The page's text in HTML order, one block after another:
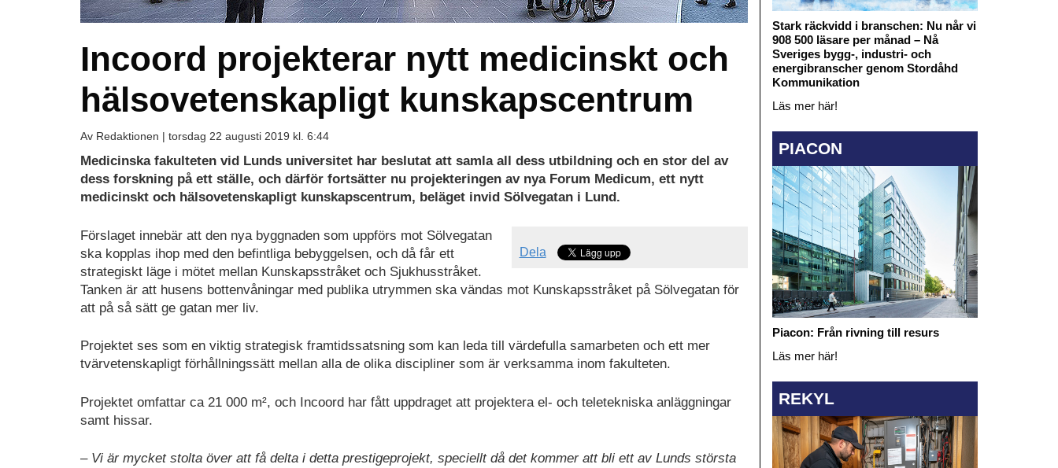
Incoord projekterar nytt medicinskt och
hälsovetenskapligt kunskapscentrum
Av Redaktionen | torsdag 22 augusti 2019 kl. 6:44
Medicinska fakulteten vid Lunds universitet har beslutat att samla all dess utbildning och en stor del av
dess forskning på ett ställe, och därför fortsätter nu projekteringen av nya Forum Medicum, ett nytt
medicinskt och hälsovetenskapligt kunskapscentrum, beläget invid Sölvegatan i Lund.
Dela
Förslaget innebär att den nya byggnaden som uppförs mot Sölvegatan
ska kopplas ihop med den befintliga bebyggelsen, och då får ett
strategiskt läge i mötet mellan Kunskapsstråket och Sjukhusstråket.
Tanken är att husens bottenvåningar med publika utrymmen ska vändas mot Kunskapsstråket på Sölvegatan för
att på så sätt ge gatan mer liv.
Projektet ses som en viktig strategisk framtidssatsning som kan leda till värdefulla samarbeten och ett mer
tvärvetenskapligt förhållningssätt mellan alla de olika discipliner som är verksamma inom fakulteten.
Projektet omfattar ca 21 000 m², och Incoord har fått uppdraget att projektera el- och teletekniska anläggningar
samt hissar.
– Vi är mycket stolta över att få delta i detta prestigeprojekt, speciellt då det kommer att bli ett av Lunds största
Stark räckvidd i branschen: Nu når vi
908 500 läsare per månad – Nå
Sveriges bygg-, industri- och
energibranscher genom Stordåhd
Kommunikation
Läs mer här!
PIACON
Piacon: Från rivning till resurs
Läs mer här!
REKYL